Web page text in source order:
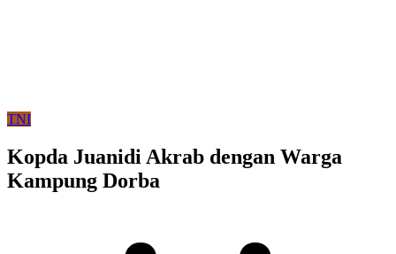
TNI
Kopda Juanidi Akrab dengan Warga
Kampung Dorba